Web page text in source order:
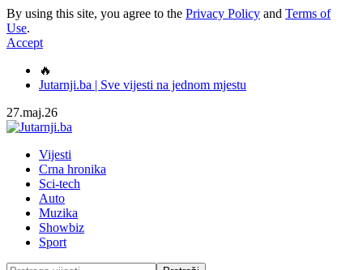
By using this site, you agree to the Privacy Policy and Terms of
Use.
Accept
🔥
Jutarnji.ba | Sve vijesti na jednom mjestu
27.maj.26
Vijesti
Crna hronika
Sci-tech
Auto
Muzika
Showbiz
Sport